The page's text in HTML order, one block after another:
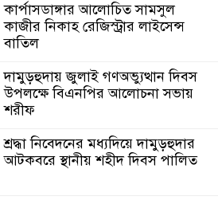
কার্পাসডাঙ্গার আলোচিত সামসুল
কাজীর নিকাহ রেজিস্ট্রার লাইসেন্স
বাতিল
দামুড়হুদায় জুলাই গণঅভ্যুত্থান দিবস
উপলক্ষে বিএনপির আলোচনা সভায়
শরীফ
শ্রদ্ধা নিবেদনের মধ্যদিয়ে দামুড়হুদার
আটকবরে স্থানীয় শহীদ দিবস পালিত